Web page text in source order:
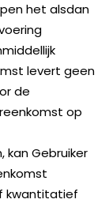
het alsdan
levert geen
de
op
kan Gebruiker
kwantitatief